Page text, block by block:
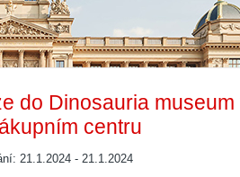
do Dinosauria
centru
21.1.2024 - 21.1.2024